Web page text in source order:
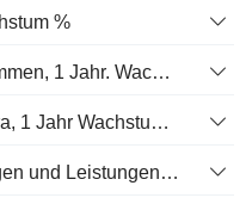
%
Normalisiertes Nettoeinkommen, 1 Jahr. Wachstums %
Verwässertes EPS vor Extra, 1 Jahr Wachstumsrate %
Forderungen aus Lieferungen und Leistungen, 1 Jahr Wachstum %